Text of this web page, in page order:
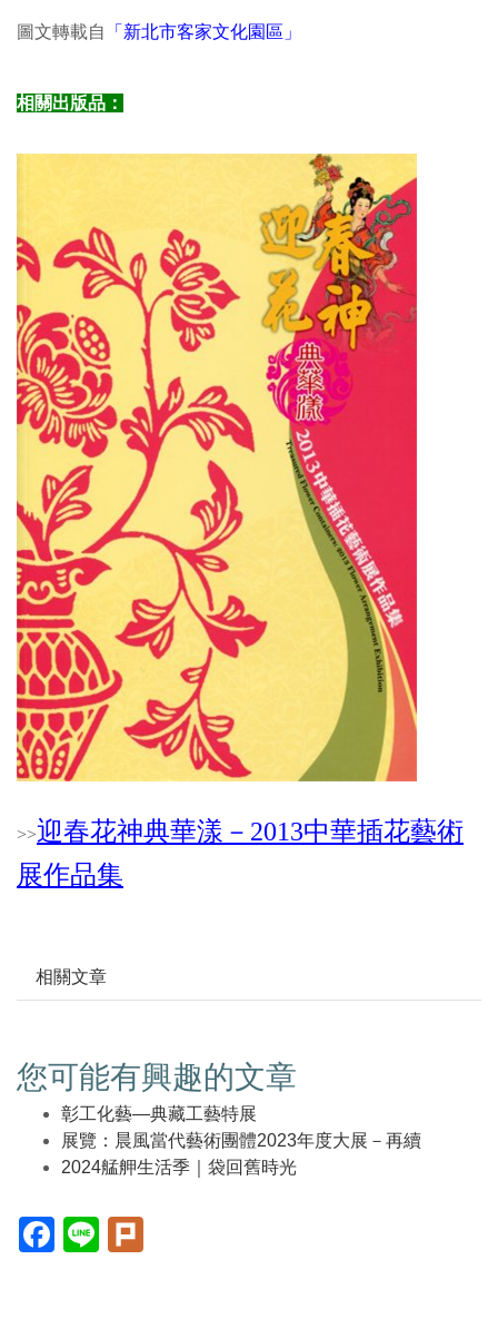
圖文轉載自 「新北市客家文化園區」
相關出版品：
>>迎春花神典華漾－2013中華插花藝術
展作品集
相關文章
您可能有興趣的文章
彰工化藝—典藏工藝特展
展覽：晨風當代藝術團體2023年度大展－再續
2024艋舺生活季｜袋回舊時光
Facebook(另
開
Line(另
開